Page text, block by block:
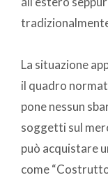
La situazione
il quadro
pone nessun
soggetti sul
può acquistare
come